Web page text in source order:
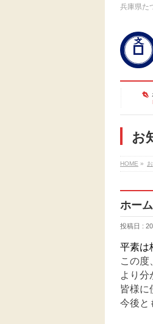
兵庫県た
お
HOME »
ホー
投稿日 :
平素は
この度
より分
皆様に
今後と